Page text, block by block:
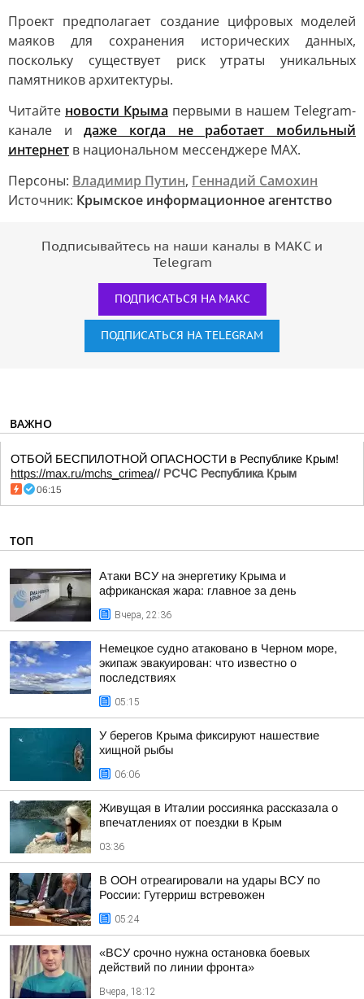
Проект предполагает создание цифровых моделей
маяков для сохранения исторических данных,
поскольку существует риск утраты уникальных
памятников архитектуры.
Читайте новости Крыма первыми в нашем Telegram-
канале идаже когда не работает мобильный
интернет в национальном мессенджере MAX.
Персоны: Владимир Путин, Геннадий Самохин
Источник: Крымское информационное агентство
Подписывайтесь на наши каналы в МАКС и
Telegram
ПОДПИСАТЬСЯ НА МАКС
ПОДПИСАТЬСЯ НА TELEGRAM
ВАЖНО
ОТБОЙ БЕСПИЛОТНОЙ ОПАСНОСТИ в Республике Крым!
https://max.ru/mchs_crimea// РСЧС Республика Крым
06:15
ТОП
Атаки ВСУ на энергетику Крыма и
африканская жара: главное за день
Вчера, 22:36
Немецкое судно атаковано в Черном море,
экипаж эвакуирован: что известно о
последствиях
05:15
У берегов Крыма фиксируют нашествие
хищной рыбы
06:06
Живущая в Италии россиянка рассказала о
впечатлениях от поездки в Крым
03:36
В ООН отреагировали на удары ВСУ по
России: Гутерриш встревожен
05:24
«ВСУ срочно нужна остановка боевых
действий по линии фронта»
Вчера, 18:12